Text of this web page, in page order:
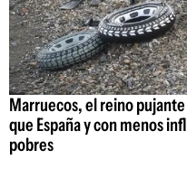
Marruecos, el reino
que España y con menos
pobres